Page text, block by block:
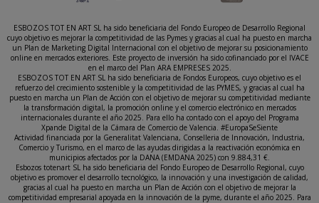
ESBOZOS TOT EN ART SL ha sido beneficiaria del Fondo Europeo de Desarrollo Regional
cuyo objetivo es mejorar la competitividad de las Pymes y gracias al cual ha puesto en marcha
un Plan de Marketing Digital Internacional con el objetivo de mejorar su posicionamiento
online en mercados exteriores. Este proyecto de inversión ha sido cofinanciado por el IVACE
en el marco del Plan ARA EMPRESES 2025.
ESBOZOS TOT EN ART SL ha sido beneficiaria de Fondos Europeos, cuyo objetivo es el
refuerzo del crecimiento sostenible y la competitividad de las PYMES, y gracias al cual ha
puesto en marcha un Plan de Acción con el objetivo de mejorar su competitividad mediante
la transformación digital, la promoción online y el comercio electrónico en mercados
internacionales durante el año 2025. Para ello ha contado con el apoyo del Programa
Xpande Digital de la Cámara de Comercio de Valencia. #EuropaSeSiente
Actividad financiada por la Generalitat Valenciana, Conselleria de Innovación, Industria,
Comercio y Turismo, en el marco de las ayudas dirigidas a la reactivación económica en
municipios afectados por la DANA (EMDANA 2025) con 9.884,31 €.
Esbozos totenart SL ha sido beneficiaria del Fondo Europeo de Desarrollo Regional, cuyo
objetivo es promover el desarrollo tecnológico, la innovación y una investigación de calidad,
gracias al cual ha puesto en marcha un Plan de Acción con el objetivo de mejorar la
competitividad empresarial apoyada en la innovación de la pyme, durante el año 2025. Para